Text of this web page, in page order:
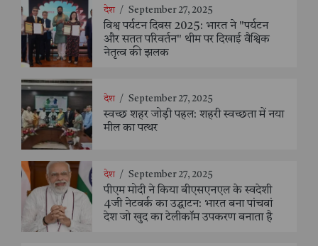
देश / September 27, 2025
विश्व पर्यटन दिवस 2025: भारत ने "पर्यटन
और सतत परिवर्तन" थीम पर दिखाई वैश्विक
नेतृत्व की झलक
देश / September 27, 2025
स्वच्छ शहर जोड़ी पहल: शहरी स्वच्छता में नया
मील का पत्थर
देश / September 27, 2025
पीएम मोदी ने किया बीएसएनएल के स्वदेशी
4जी नेटवर्क का उद्घाटन: भारत बना पांचवां
देश जो खुद का टेलीकॉम उपकरण बनाता है